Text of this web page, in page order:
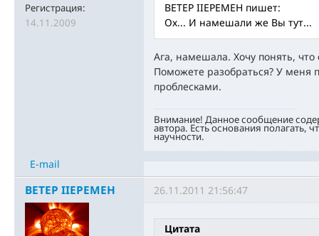
Регистрация:
14.11.2009
BETEP IIEPEMEH пишет:
Ох... И намешали же Вы тут...
Ага, намешала. Хочу понять,
Поможете разобраться? У меня
проблесками.
Внимание! Данное сообщение
автора. Есть основания полагать,
научности.
E-mail
BETEP IIEPEMEH 26.11.2011 21:56:47
Цитата